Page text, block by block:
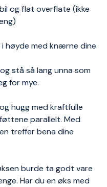
og flat overflate (ikke
i høyde med knærne dine
stå så lang unna som
for mye.
hugg med kraftfulle
parallelt. Med
treffer bena dine
burde ta godt vare
Har du en øks med